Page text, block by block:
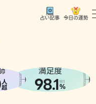
占い記事 今日の運勢
人
超
満足度
98.1※1
%